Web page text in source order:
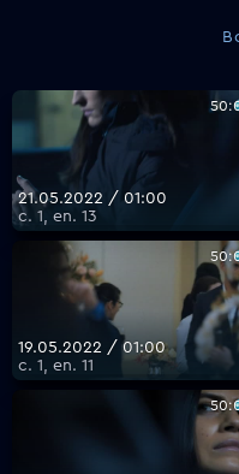
VOYO
21.05.2022 / 01:00
с. 1, еп. 13
19.05.2022 / 01:00
с. 1, еп. 11